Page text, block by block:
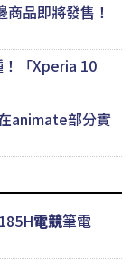
商品即將發售！
「Xperia 10
animate部分實
電競筆電